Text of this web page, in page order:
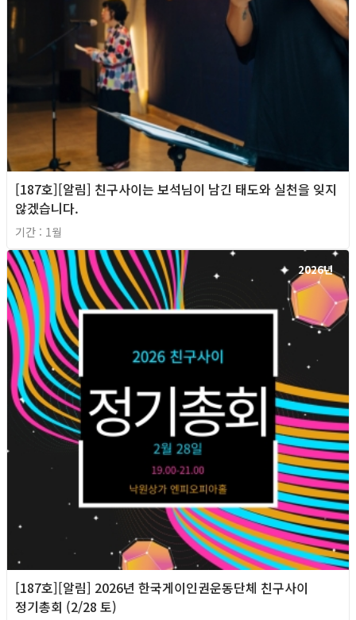
[187호][알림] 친구사이는 보석님이 남긴 태도와 실천을 잊지
않겠습니다.
기간 : 1월
2026년
[187호][알림] 2026년 한국게이인권운동단체 친구사이
정기총회 (2/28 토)